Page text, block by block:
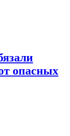
опасных